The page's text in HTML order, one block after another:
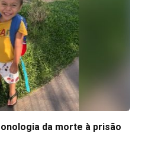
da morte à prisão